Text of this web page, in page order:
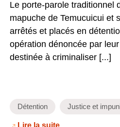
Le porte-parole traditionnel
mapuche de Temucuicui et
arrêtés et placés en
opération dénoncée par
destinée à criminaliser [...]
Détention Justice et